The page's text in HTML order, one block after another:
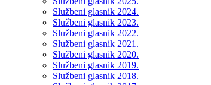
Službeni glasnik 2024.
Službeni glasnik 2023.
Službeni glasnik 2022.
Službeni glasnik 2021.
Službeni glasnik 2020.
Službeni glasnik 2019.
Službeni glasnik 2018.